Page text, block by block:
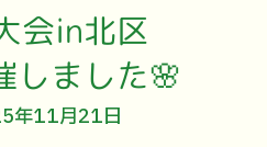
会in北区
ました🌸
年11月21日